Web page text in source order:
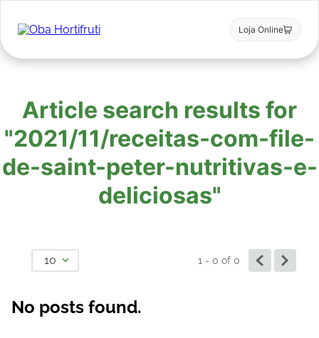
Loja Online
Article search results for
"2021/11/receitas-com-file-
de-saint-peter-nutritivas-e-
deliciosas"
10 1 - 0of 0
No posts found.